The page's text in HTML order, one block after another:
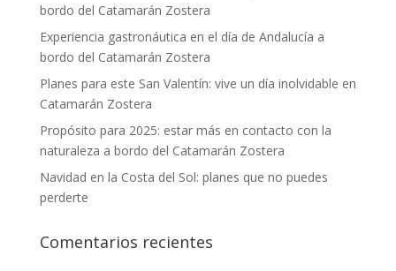
bordo del Catamarán Zostera
Experiencia gastronáutica en el día de Andalucía a
bordo del Catamarán Zostera
Planes para este San Valentín: vive un día inolvidable en
Catamarán Zostera
Propósito para 2025: estar más en contacto con la
naturaleza a bordo del Catamarán Zostera
Navidad en la Costa del Sol: planes que no puedes
perderte
Comentarios recientes